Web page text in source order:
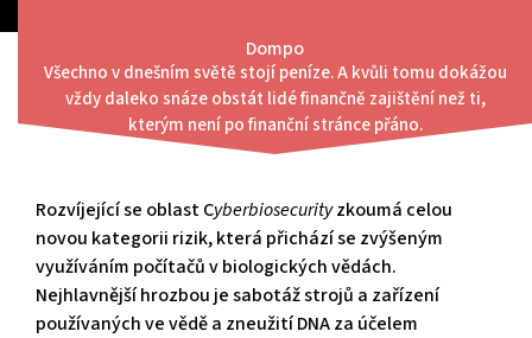
content
Dompo
Všechno v dnešním světě stojí peníze. A kvůli tomu dokážou
vždy daleko snáze obstát lidé finančně zajištění než ti,
kterým není po finanční stránce přáno.
Menu
Digitalizace DNA
Rozvíjející se oblast Cyberbiosecurityzkoumá celou
novou kategorii rizik, která přichází se zvýšeným
využíváním počítačů v biologických vědách.
Nejhlavnější hrozbou je sabotáž strojů a zařízení
používaných ve vědě a zneužití DNA za účelem